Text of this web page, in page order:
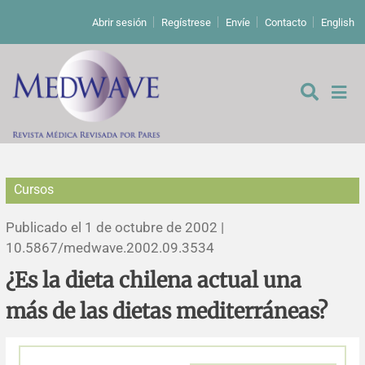
Abrir sesión Regístrese Envíe Contacto English
De los editores
Editoriales
Comentarios
Estudios originales
Cursos
Publicado el 1 de octubre de 2002 |
10.5867/medwave.2002.09.3534
¿Es la dieta chilena actual una
más de las dietas mediterráneas?